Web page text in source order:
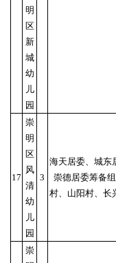
明
区
新
城
幼
儿
园
17
崇
明
区
风
清
幼
儿
园
3
海天居委、城东
崇德居委筹备
村、山阳村、长
崇